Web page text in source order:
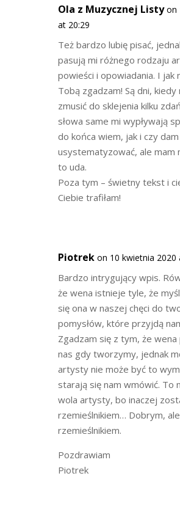
Ola z Muzycznej Listy on
at 20:29
Też bardzo lubię pisać,
pasują mi różnego rodzaju
powieści i opowiadania. I jak
Tobą zgadzam! Są dni, kiedy
zmusić do sklejenia kilku
słowa same mi wypływają
do końca wiem, jak i czy
usystematyzować, ale mam
to uda.
Poza tym – świetny tekst i
Ciebie trafiłam!
Piotrek on 10 kwietnia 2020
Bardzo intrygujący wpis.
że wena istnieje tyle, że
się ona w naszej chęci do
pomysłów, które przyjdą
Zgadzam się z tym, że
nas gdy tworzymy, jednak
artysty nie może być to
starają się nam wmówić. To
wola artysty, bo inaczej
rzemieślnikiem… Dobrym,
rzemieślnikiem.
Pozdrawiam
Piotrek